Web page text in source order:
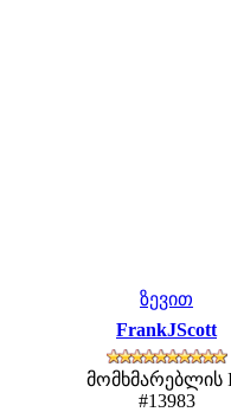
ზევით
FrankJScott
მომხმარებლის
#13983